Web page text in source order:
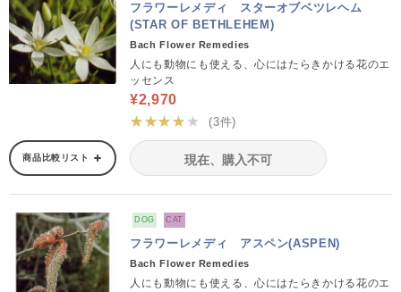
フラワーレメディ スターオブベツレヘム
(STAR OF BETHLEHEM)
Bach Flower Remedies
人にも動物にも使える、心にはたらきかける花のエ
ッセンス
¥2,970
★★★★★
(3件)
商品比較リスト 現在、購入不可
DOG CAT
フラワーレメディ アスペン(ASPEN)
Bach Flower Remedies
人にも動物にも使える、心にはたらきかける花のエ